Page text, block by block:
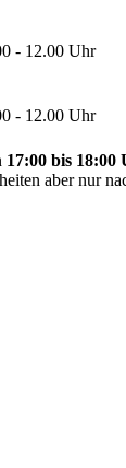
- 12.00 Uhr
- 12.00 Uhr
17:00 bis 18:00
aber nur